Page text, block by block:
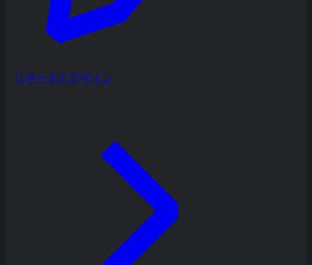
リサーチとデザイン